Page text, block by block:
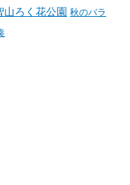
山ろく花公園 秋のバラ